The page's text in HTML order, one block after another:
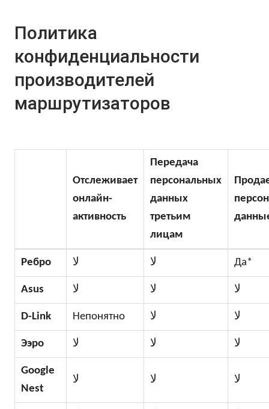
Политика
конфиденциальности
производителей
маршрутизаторов
Отслеживает
онлайн-
активность
Передача
персональных
данных
третьим
лицам
Ребро لا لا Да*
Asus لا لا لا
D-Link Непонятно لا لا
Ээро لا لا لا
Google
Nest
لا لا لا